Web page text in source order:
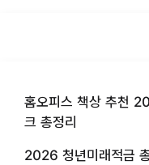
홈오피스 책상 추천
크 총정리
2026 청년미래적금